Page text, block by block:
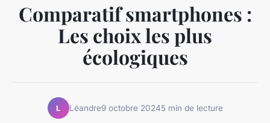
Comparatif smartphones :
Les choix les plus
écologiques
L Léandre9 octobre 20245 min de lecture